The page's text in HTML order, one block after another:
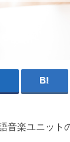
音楽ユニット